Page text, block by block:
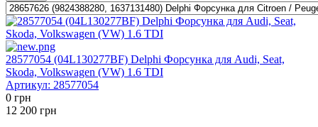
28577054 (04L130277BF) Delphi Форсунка для Audi, Seat,
Skoda, Volkswagen (VW) 1.6 TDI
Артикул: 28577054
0 грн
12 200 грн